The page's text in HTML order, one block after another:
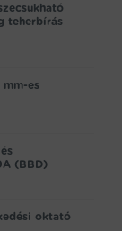
teherbírás
es
(BBD)
oktató